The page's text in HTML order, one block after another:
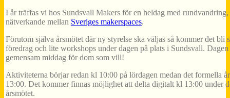
I år träffas vi hos Sundsvall Makers för en heldag med
nätverkande mellan Sveriges makerspaces.
Förutom själva årsmötet där ny styrelse ska väljas så kommer det bli
föredrag och lite workshops under dagen på plats i Sundsvall. Dagen
gemensam middag för dom som vill!
Aktiviteterna börjar redan kl 10:00 på lördagen medan det formella
13:00. Det kommer finnas möjlighet att delta digitalt kl 13:00 under
årsmötet.